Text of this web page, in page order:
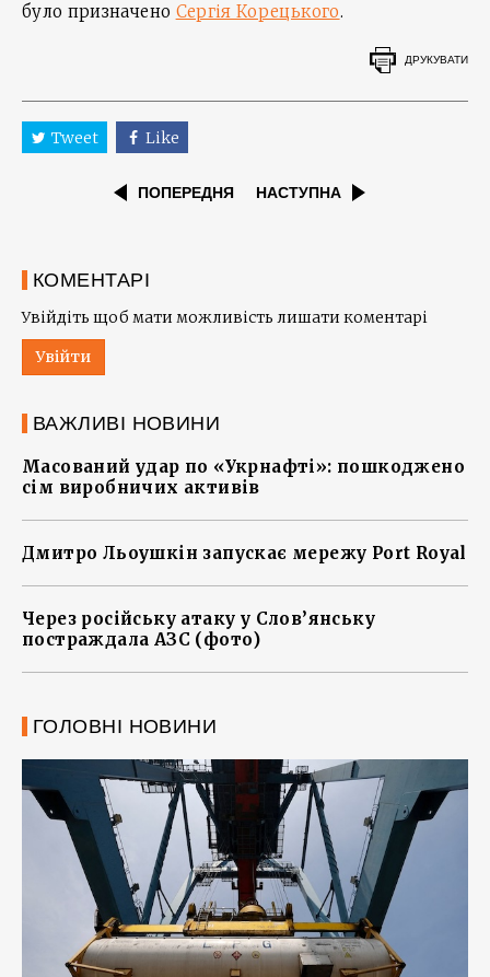
було призначено Сергія Корецького.
ДРУКУВАТИ
Tweet Like
ПОПЕРЕДНЯ НАСТУПНА
КОМЕНТАРІ
Увійдіть щоб мати можливість лишати коментарі
Увійти
ВАЖЛИВІ НОВИНИ
Масований удар по «Укрнафті»: пошкоджено
сім виробничих активів
Дмитро Льоушкін запускає мережу Port Royal
Через російську атаку у Слов’янську
постраждала АЗС (фото)
ГОЛОВНІ НОВИНИ